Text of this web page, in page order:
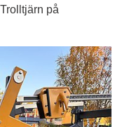
på